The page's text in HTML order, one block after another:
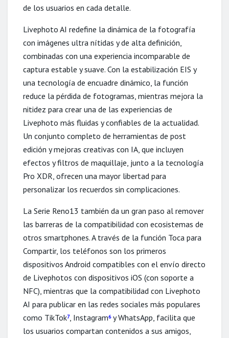
de los usuarios en cada detalle.
Livephoto AI redefine la dinámica de la fotografía
con imágenes ultra nítidas y de alta definición,
combinadas con una experiencia incomparable de
captura estable y suave. Con la estabilización EIS y
una tecnología de encuadre dinámico, la función
reduce la pérdida de fotogramas, mientras mejora la
nitidez para crear una de las experiencias de
Livephoto más fluidas y confiables de la actualidad.
Un conjunto completo de herramientas de post
edición y mejoras creativas con IA, que incluyen
efectos y filtros de maquillaje, junto a la tecnología
Pro XDR, ofrecen una mayor libertad para
personalizar los recuerdos sin complicaciones.
La Serie Reno13 también da un gran paso al remover
las barreras de la compatibilidad con ecosistemas de
otros smartphones. A través de la función Toca para
Compartir, los teléfonos son los primeros
dispositivos Android compatibles con el envío directo
de Livephotos con dispositivos iOS (con soporte a
NFC), mientras que la compatibilidad con Livephoto
AI para publicar en las redes sociales más populares
como TikTok7, Instagram6y WhatsApp, facilita que
los usuarios compartan contenidos a sus amigos,